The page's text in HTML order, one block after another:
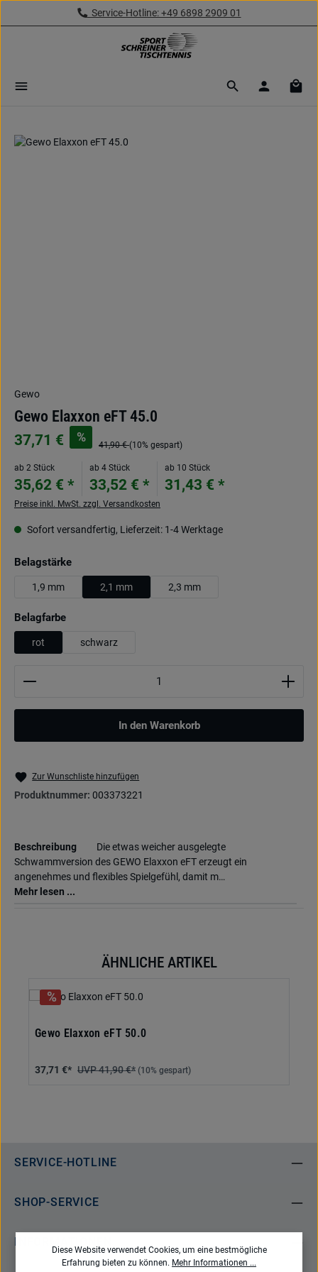
Zum Hauptinhalt springenService-Hotline: +49 6898 2909 01
Bildergalerie überspringen
Gewo
Gewo Elaxxon eFT 45.0
37,71 € %
41,90 €(10% gespart)
ab 2 Stück
35,62 € *
ab 4 Stück
33,52 € *
ab 10 Stück
31,43 € *
Preise inkl. MwSt. zzgl. Versandkosten
Sofort versandfertig, Lieferzeit: 1-4 Werktage
Belagstärkeauswählen
1,9 mm 2,1 mm 2,3 mm
Belagfarbeauswählen
rot schwarz
Produkt Anzahl: Gib den gewünschten Wert ein
In den Warenkorb
Zur Wunschliste hinzufügen
Produktnummer: 003373221
Beschreibung
Die etwas weicher ausgelegte
Schwammversion des GEWO Elaxxon eFT erzeugt ein
angenehmes und flexibles Spielgefühl, damit m…
Mehr lesen ...
Produktgalerie überspringenÄHNLICHE ARTIKEL
Gewo Elaxxon eFT 50.0
37,71 €* 41,90 €* (10% gespart)
SERVICE-HOTLINE
SHOP-SERVICE
Diese Website verwendet Cookies, um eine bestmögliche
Erfahrung bieten zu können. Mehr Informationen ...